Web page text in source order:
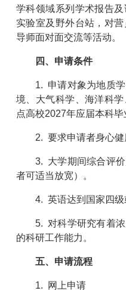
学科领域系列学术报告
实验室及野外台站，对
导师面对面交流等活动。
四、申请条件
1. 申请对象为地质
境、大气科学、海洋科
点高校2027年应届本科毕
2. 要求申请者身心健
3. 大学期间综合评
者可适当放宽）。
4. 英语达到国家四级
5. 对科学研究有着
的科研工作能力。
五、申请流程
1. 网上申请